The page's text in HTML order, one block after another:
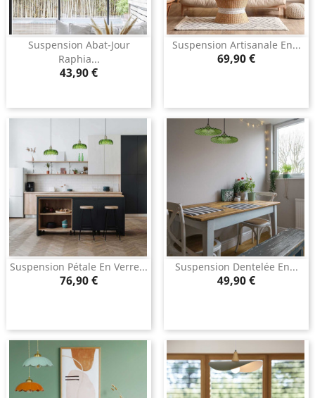
Suspension Abat-Jour
Raphia...
Prix
43,90 €
Suspension Artisanale En...
Prix
69,90 €
Suspension Pétale En Verre...
Prix
76,90 €
Suspension Dentelée En...
Prix
49,90 €